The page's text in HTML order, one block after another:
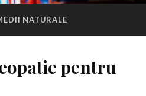
NATURALE
pentru